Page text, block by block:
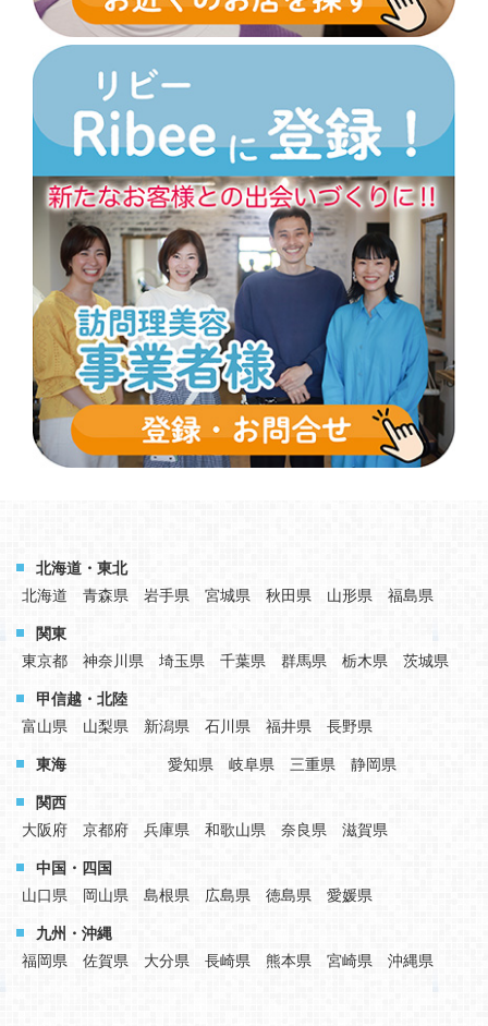
北海道・東北
北海道
青森県 岩手県 宮城県 秋田県 山形県 福島県
関東
東京都
神奈川県 埼玉県 千葉県 群馬県 栃木県 茨城県
甲信越・北陸
富山県
山梨県 新潟県 石川県 福井県 長野県
東海 愛知県 岐阜県 三重県 静岡県
関西
大阪府
京都府 兵庫県 和歌山県 奈良県 滋賀県
中国・四国
山口県
岡山県 島根県 広島県 徳島県 愛媛県
九州・沖縄
福岡県
佐賀県 大分県 長崎県 熊本県 宮崎県 沖縄県